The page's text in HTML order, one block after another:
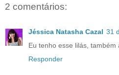
2 comentários:
Jéssica Natasha Cazal 31
Eu tenho esse lilás, também
Responder